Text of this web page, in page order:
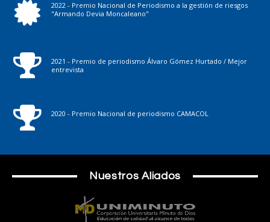
2022 - Premio Nacional de Periodismo a la gestión de riesgos
"Armando Devia Moncaleano"
2021 - Premio de periodismo Álvaro Gómez Hurtado / Mejor
entrevista
2020 - Premio Nacional de periodismo CAMACOL
Nuestros Aliados